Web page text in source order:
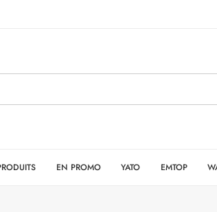
EN PROMO YATO EMTOP